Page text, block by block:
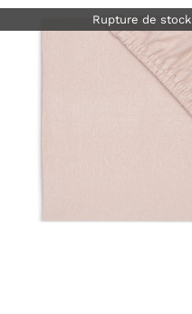
Rupture de stock